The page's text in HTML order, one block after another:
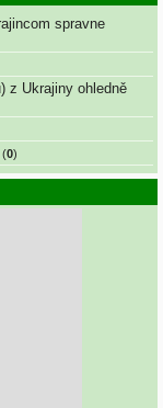
spravne
z Ukrajiny ohledně
(0)